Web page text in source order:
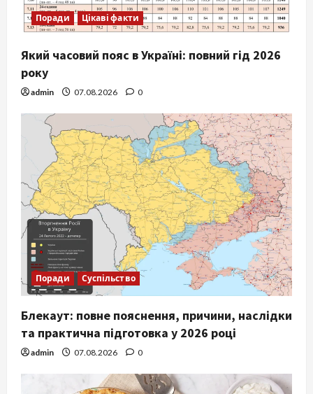
Поради Цікаві факти
Який часовий пояс в Україні: повний гід 2026
року
admin 07.08.2026 0
Поради Суспільство
Блекаут: повне пояснення, причини, наслідки
та практична підготовка у 2026 році
admin 07.08.2026 0